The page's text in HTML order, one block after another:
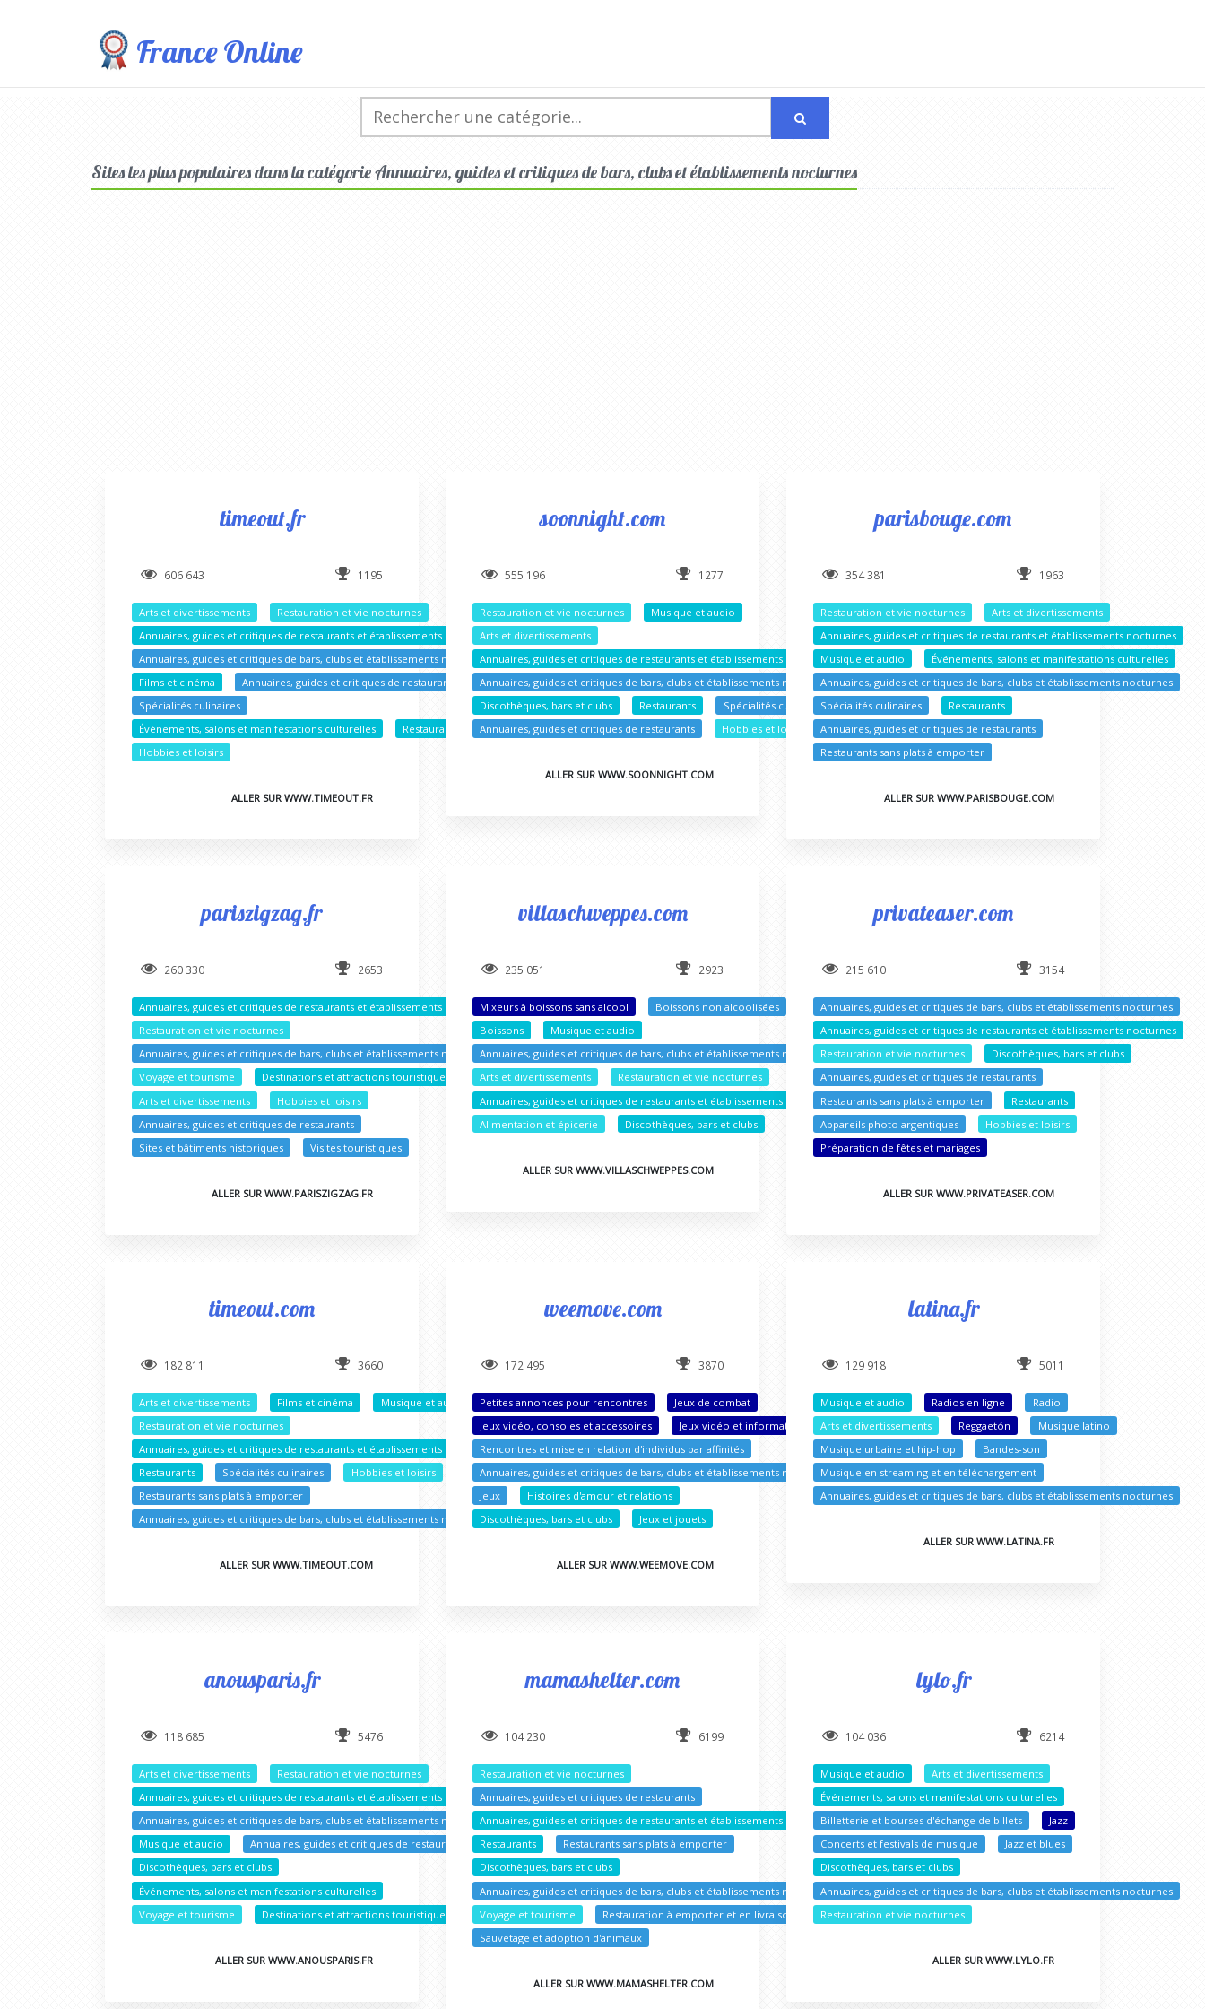
France Online
Sites les plus populaires dans la catégorie Annuaires, guides et critiques de bars, clubs et établissements nocturnes
timeout.fr
606 643 1195
Arts et divertissements
Restauration et vie nocturnes
Annuaires, guides et critiques de restaurants et établissements nocturnes
Annuaires, guides et critiques de bars, clubs et établissements nocturnes
Films et cinéma
Annuaires, guides et critiques de restaurants
Spécialités culinaires
Événements, salons et manifestations culturelles
Restaurants
Hobbies et loisirs
ALLER SUR WWW.TIMEOUT.FR
soonnight.com
555 196 1277
Restauration et vie nocturnes
Musique et audio
Arts et divertissements
Annuaires, guides et critiques de restaurants et établissements nocturnes
Annuaires, guides et critiques de bars, clubs et établissements nocturnes
Discothèques, bars et clubs
Restaurants
Spécialités culinaires
Annuaires, guides et critiques de restaurants
Hobbies et loisirs
ALLER SUR WWW.SOONNIGHT.COM
parisbouge.com
354 381 1963
Restauration et vie nocturnes
Arts et divertissements
Annuaires, guides et critiques de restaurants et établissements nocturnes
Musique et audio
Événements, salons et manifestations culturelles
Annuaires, guides et critiques de bars, clubs et établissements nocturnes
Spécialités culinaires
Restaurants
Annuaires, guides et critiques de restaurants
Restaurants sans plats à emporter
ALLER SUR WWW.PARISBOUGE.COM
pariszigzag.fr
260 330 2653
Annuaires, guides et critiques de restaurants et établissements nocturnes
Restauration et vie nocturnes
Annuaires, guides et critiques de bars, clubs et établissements nocturnes
Voyage et tourisme
Destinations et attractions touristiques
Arts et divertissements
Hobbies et loisirs
Annuaires, guides et critiques de restaurants
Sites et bâtiments historiques
Visites touristiques
ALLER SUR WWW.PARISZIGZAG.FR
villaschweppes.com
235 051 2923
Mixeurs à boissons sans alcool
Boissons non alcoolisées
Boissons
Musique et audio
Annuaires, guides et critiques de bars, clubs et établissements nocturnes
Arts et divertissements
Restauration et vie nocturnes
Annuaires, guides et critiques de restaurants et établissements nocturnes
Alimentation et épicerie
Discothèques, bars et clubs
ALLER SUR WWW.VILLASCHWEPPES.COM
privateaser.com
215 610 3154
Annuaires, guides et critiques de bars, clubs et établissements nocturnes
Annuaires, guides et critiques de restaurants et établissements nocturnes
Restauration et vie nocturnes
Discothèques, bars et clubs
Annuaires, guides et critiques de restaurants
Restaurants sans plats à emporter
Restaurants
Appareils photo argentiques
Hobbies et loisirs
Préparation de fêtes et mariages
ALLER SUR WWW.PRIVATEASER.COM
timeout.com
182 811 3660
Arts et divertissements Films et cinéma
Musique et audio
Restauration et vie nocturnes
Annuaires, guides et critiques de restaurants et établissements nocturnes
Restaurants
Spécialités culinaires
Hobbies et loisirs
Restaurants sans plats à emporter
Annuaires, guides et critiques de bars, clubs et établissements nocturnes
ALLER SUR WWW.TIMEOUT.COM
weemove.com
172 495 3870
Petites annonces pour rencontres
Jeux de combat
Jeux vidéo, consoles et accessoires
Jeux vidéo et informatiques
Rencontres et mise en relation d'individus par affinités
Annuaires, guides et critiques de bars, clubs et établissements nocturnes
Jeux
Histoires d'amour et relations
Discothèques, bars et clubs
Jeux et jouets
ALLER SUR WWW.WEEMOVE.COM
latina.fr
129 918 5011
Musique et audio Radios en ligne
Radio
Arts et divertissements
Reggaetón
Musique latino
Musique urbaine et hip-hop
Bandes-son
Musique en streaming et en téléchargement
Annuaires, guides et critiques de bars, clubs et établissements nocturnes
ALLER SUR WWW.LATINA.FR
anousparis.fr
118 685 5476
Arts et divertissements
Restauration et vie nocturnes
Annuaires, guides et critiques de restaurants et établissements nocturnes
Annuaires, guides et critiques de bars, clubs et établissements nocturnes
Musique et audio
Annuaires, guides et critiques de restaurants
Discothèques, bars et clubs
Événements, salons et manifestations culturelles
Voyage et tourisme
Destinations et attractions touristiques
ALLER SUR WWW.ANOUSPARIS.FR
mamashelter.com
104 230 6199
Restauration et vie nocturnes
Annuaires, guides et critiques de restaurants
Annuaires, guides et critiques de restaurants et établissements nocturnes
Restaurants
Restaurants sans plats à emporter
Discothèques, bars et clubs
Annuaires, guides et critiques de bars, clubs et établissements nocturnes
Voyage et tourisme
Restauration à emporter et en livraison
Sauvetage et adoption d'animaux
ALLER SUR WWW.MAMASHELTER.COM
lylo.fr
104 036 6214
Musique et audio
Arts et divertissements
Événements, salons et manifestations culturelles
Billetterie et bourses d'échange de billets
Jazz
Concerts et festivals de musique
Jazz et blues
Discothèques, bars et clubs
Annuaires, guides et critiques de bars, clubs et établissements nocturnes
Restauration et vie nocturnes
ALLER SUR WWW.LYLO.FR